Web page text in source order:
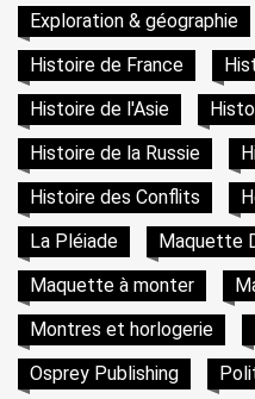
Exploration & géographie
Histoire de France
Histoire de l'Asie
Histoire de la Russie
Histoire des Conflits
La Pléiade
Maquette
Maquette à monter
Montres et horlogerie
Osprey Publishing